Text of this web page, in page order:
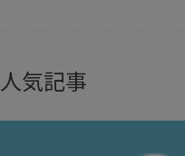
人気記事